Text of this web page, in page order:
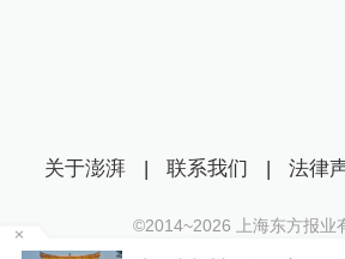
关于澎湃 | 联系我们 | 法律
©2014~2026 上海东方报业